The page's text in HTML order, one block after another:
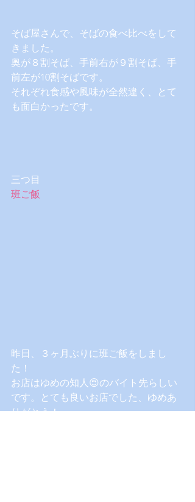
そば屋さんで、そばの食べ比べをして
きました。
奥が８割そば、手前右が９割そば、手
前左が10割そばです。
それぞれ食感や風味が全然違く、とて
も面白かったです。
三つ目
班ご飯
昨日、３ヶ月ぶりに班ご飯をしまし
た！
お店はゆめの知人😍のバイト先らしい
です。とても良いお店でした、ゆめあ
りがとう！